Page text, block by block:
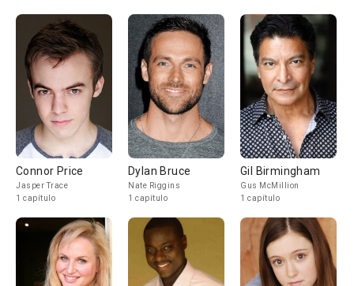
Connor Price
Jasper Trace
1 capítulo
Dylan Bruce
Nate Riggins
1 capítulo
Gil Birmingham
Gus McMillion
1 capítulo